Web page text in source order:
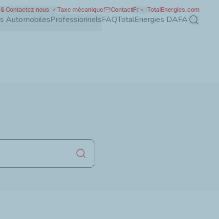
AutomobilesProfessionnelsFAQTotalEnergies DAFA
Contactez nous Taxe mécanique ContactFr TotalEnergies.com
Lancer la recherche